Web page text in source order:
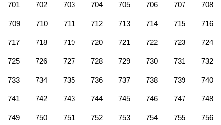
701 702 703 704 705 706 707 708
709 710 711 712 713 714 715 716
717 718 719 720 721 722 723 724
725 726 727 728 729 730 731 732
733 734 735 736 737 738 739 740
741 742 743 744 745 746 747 748
749 750 751 752 753 754 755 756